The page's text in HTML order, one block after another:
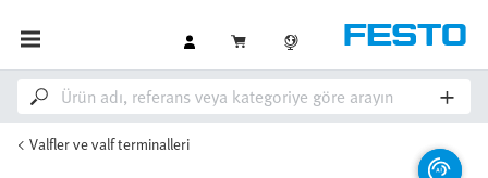
Valfler ve valf terminalleri